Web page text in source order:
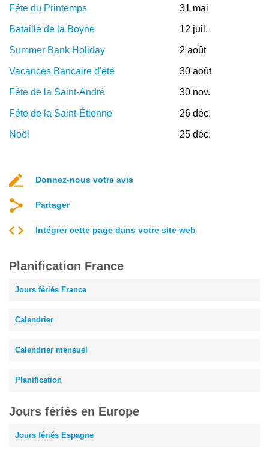
Fête du Printemps 31 mai
Bataille de la Boyne 12 juil.
Summer Bank Holiday 2 août
Vacances Bancaire d'été 30 août
Fête de la Saint-André 30 nov.
Fête de la Saint-Étienne 26 déc.
Noël 25 déc.
Donnez-nous votre avis
Partager
Intégrer cette page dans votre site web
Planification France
Jours fériés France
Calendrier
Calendrier mensuel
Planification
Jours fériés en Europe
Jours fériés Espagne